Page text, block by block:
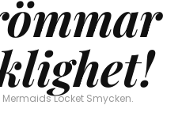
Locket Smycken.